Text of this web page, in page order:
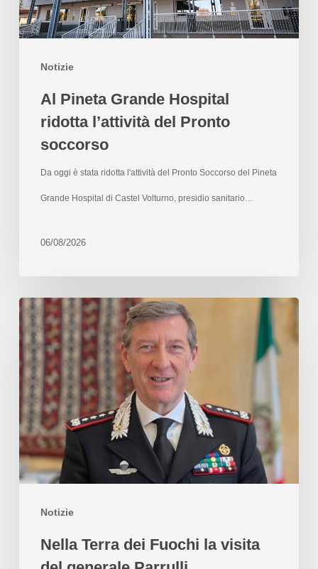
Notizie
Al Pineta Grande Hospital
ridotta l’attività del Pronto
soccorso
Da oggi è stata ridotta l'attività del Pronto Soccorso del Pineta
Grande Hospital di Castel Volturno, presidio sanitario…
06/08/2026
Notizie
Nella Terra dei Fuochi la visita